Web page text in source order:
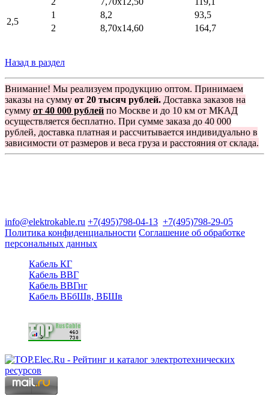
2,5
1 8,2
93,5
2
8,70x14,60 164,7
Назад в раздел
Внимание! Мы реализуем продукцию оптом. Принимаем
заказы на сумму от 20 тысяч рублей. Доставка заказов на
сумму от 40 000 рублей по Москве и до 10 км от МКАД
осуществляется бесплатно. При сумме заказа до 40 000
рублей, доставка платная и рассчитывается индивидуально в
зависимости от размеров и веса груза и расстояния от склада.
info@elektrokable.ru +7(495)798-04-13 +7(495)798-29-05
Политика конфиденциальности Соглашение об обработке
персональных данных
Кабель КГ
Кабель ВВГ
Кабель ВВГнг
Кабель ВБбШв, ВБШв